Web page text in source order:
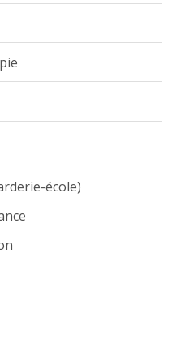
école)